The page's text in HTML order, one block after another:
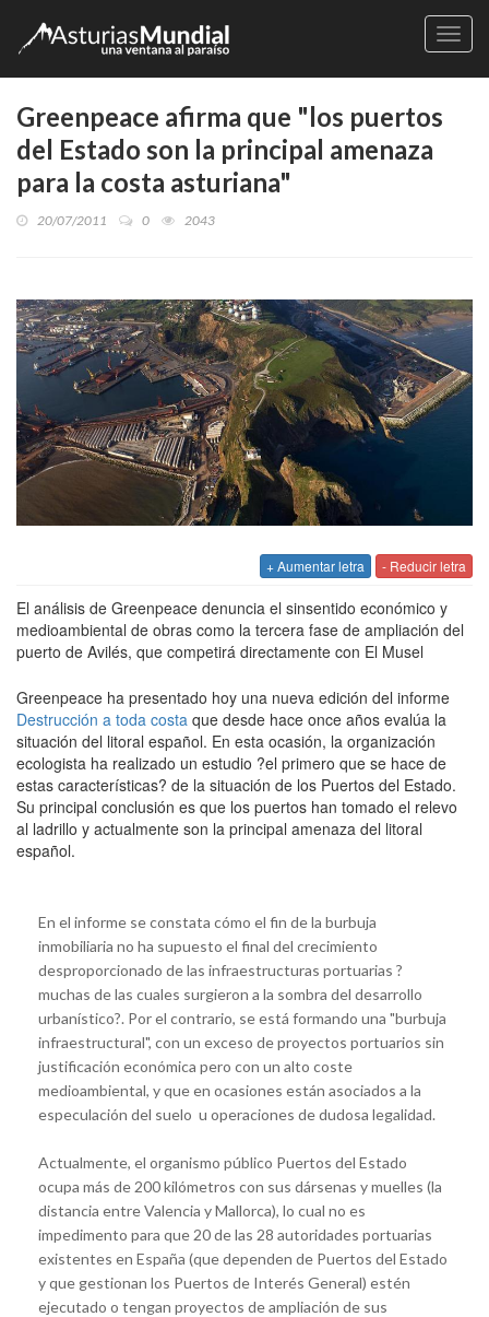
Greenpeace afirma que "los puertos
del Estado son la principal amenaza
para la costa asturiana"
20/07/2011 0 2043
+ Aumentar letra - Reducir letra
El análisis de Greenpeace denuncia el sinsentido económico y
medioambiental de obras como la tercera fase de ampliación del
puerto de Avilés, que competirá directamente con El Musel
Greenpeace ha presentado hoy una nueva edición del informe
Destrucción a toda costa que desde hace once años evalúa la
situación del litoral español. En esta ocasión, la organización
ecologista ha realizado un estudio ?el primero que se hace de
estas características? de la situación de los Puertos del Estado.
Su principal conclusión es que los puertos han tomado el relevo
al ladrillo y actualmente son la principal amenaza del litoral
español.
En el informe se constata cómo el fin de la burbuja
inmobiliaria no ha supuesto el final del crecimiento
desproporcionado de las infraestructuras portuarias ?
muchas de las cuales surgieron a la sombra del desarrollo
urbanístico?. Por el contrario, se está formando una "burbuja
infraestructural", con un exceso de proyectos portuarios sin
justificación económica pero con un alto coste
medioambiental, y que en ocasiones están asociados a la
especulación del suelo u operaciones de dudosa legalidad.
Actualmente, el organismo público Puertos del Estado
ocupa más de 200 kilómetros con sus dársenas y muelles (la
distancia entre Valencia y Mallorca), lo cual no es
impedimento para que 20 de las 28 autoridades portuarias
existentes en España (que dependen de Puertos del Estado
y que gestionan los Puertos de Interés General) estén
ejecutado o tengan proyectos de ampliación de sus